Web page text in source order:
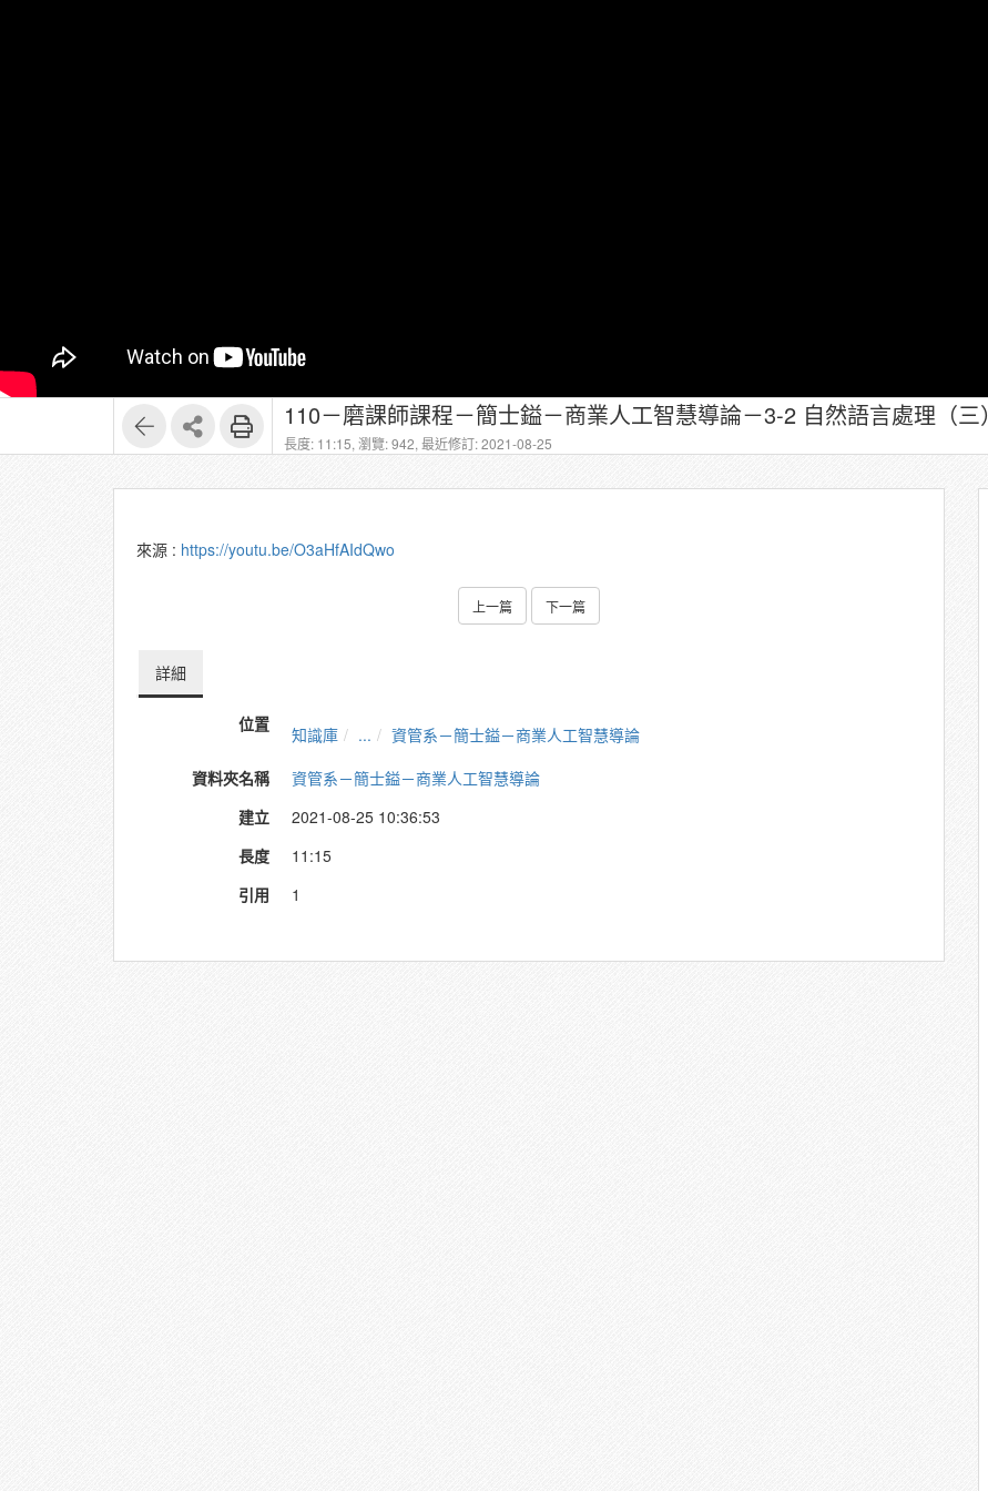
110－磨課師課程－簡士鎰－商業人工智慧導論－3-2 自然語言處理（三）
長度: 11:15, 瀏覽: 942, 最近修訂: 2021-08-25
來源 : https://youtu.be/O3aHfAIdQwo
上一篇 下一篇
詳細
位置 知識庫 ...
資管系－簡士鎰－商業人工智慧導論
資料夾名稱
資管系－簡士鎰－商業人工智慧導論
建立
2021-08-25 10:36:53
長度
11:15
引用
1